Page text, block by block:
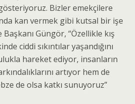
Bizler emekçilere
kan vermek gibi kutsal bir işe
Güngör, “Özellikle kış
ciddi sıkıntılar yaşandığını
hareket ediyor, insanların
artıyor hem de
de olsa katkı sunuyoruz”